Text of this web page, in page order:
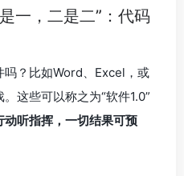
一，二是二”：代码
吗？比如Word、Excel，或
这些可以称之为“软件1.0”
动听指挥，一切结果可预